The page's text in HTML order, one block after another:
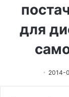
для
2014-